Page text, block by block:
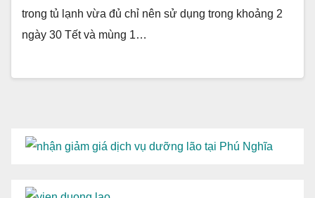
trong tủ lạnh vừa đủ chỉ nên sử dụng trong khoảng 2
ngày 30 Tết và mùng 1…